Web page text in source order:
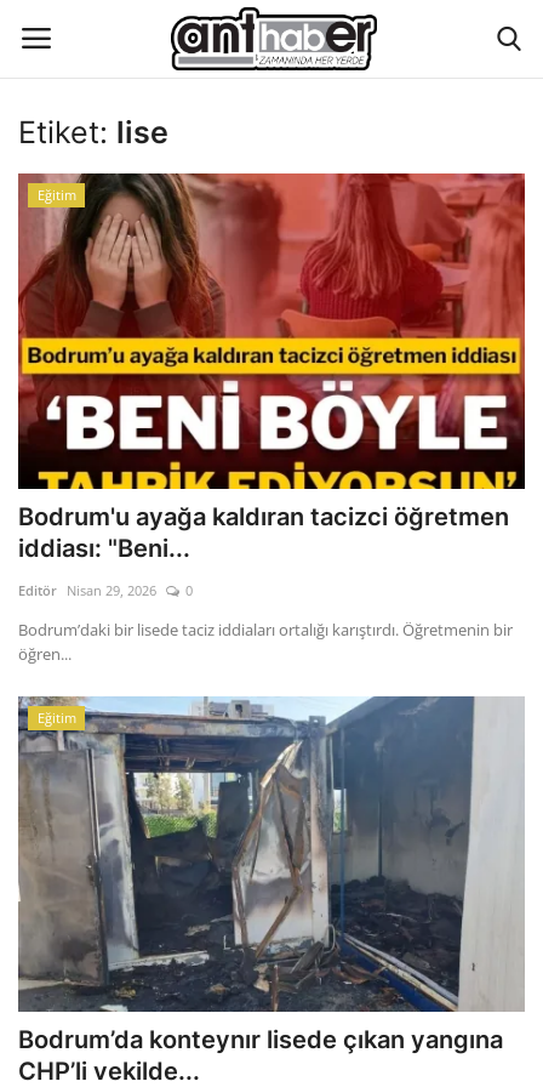
Eğitim
Aktüel Magazin
Hakkımızda
İletişim
Asayiş
Çevre
Gizlilik Politikası
Reklam ve İşbirliği
Bodrum Trafik Yoğunluk Haritası
Turizm
Siyaset
Bodrum Nöbetçi Eczaneler
Köşe Yazarları
Spor
Etiket: lise
Eğitim
Bodrum'u ayağa kaldıran tacizci öğretmen
iddiası: "Beni...
Editör Nisan 29, 2026 0
Bodrum’daki bir lisede taciz iddiaları ortalığı karıştırdı. Öğretmenin bir
öğren...
Eğitim
Bodrum’da konteynır lisede çıkan yangına
CHP’li vekilde...